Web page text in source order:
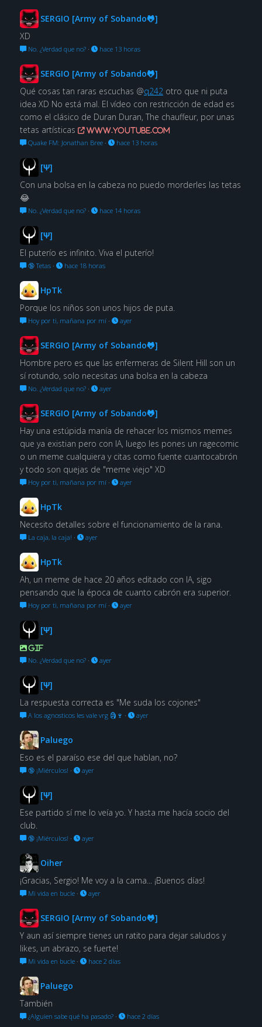
SERGIO [Army of Sobando🐸]
XD
No. ¿Verdad que no?· hace 13 horas
SERGIO [Army of Sobando🐸]
Qué cosas tan raras escuchas @q242 otro que ni puta
idea XD No está mal. El vídeo con restricción de edad es
como el clásico de Duran Duran, The chauffeur, por unas
tetas artísticas
www.youtube.com
Quake FM: Jonathan Bree· hace 13 horas
[Ψ]
Con una bolsa en la cabeza no puedo morderles las tetas
😂
No. ¿Verdad que no?· hace 14 horas
[Ψ]
El puterío es infinito. Viva el puterío!
🔞 Tetas· hace 18 horas
HpTk
Porque los niños son unos hijos de puta.
Hoy por ti, mañana por mí· ayer
SERGIO [Army of Sobando🐸]
Hombre pero es que las enfermeras de Silent Hill son un
sí rotundo, solo necesitas una bolsa en la cabeza
No. ¿Verdad que no?· ayer
SERGIO [Army of Sobando🐸]
Hay una estúpida manía de rehacer los mismos memes
que ya existian pero con IA, luego les pones un ragecomic
o un meme cualquiera y citas como fuente cuantocabrón
y todo son quejas de "meme viejo" XD
Hoy por ti, mañana por mí· ayer
HpTk
Necesito detalles sobre el funcionamiento de la rana.
La caja, la caja! · ayer
HpTk
Ah, un meme de hace 20 años editado con IA, sigo
pensando que la época de cuanto cabrón era superior.
Hoy por ti, mañana por mí· ayer
[Ψ]
GIF
No. ¿Verdad que no?· ayer
[Ψ]
La respuesta correcta es "Me suda los cojones"
A los agnosticos les vale vrg 🗿🍷 · ayer
Paluego
Eso es el paraíso ese del que hablan, no?
🔞 ¡Miérculos! · ayer
[Ψ]
Ese partido sí me lo veía yo. Y hasta me hacía socio del
club.
🔞 ¡Miérculos! · ayer
Oiher
¡Gracias, Sergio! Me voy a la cama... ¡Buenos días!
Mi vida en bucle· ayer
SERGIO [Army of Sobando🐸]
Y aun así siempre tienes un ratito para dejar saludos y
likes, un abrazo, se fuerte!
Mi vida en bucle· hace 2 días
Paluego
También
¿Alguien sabe qué ha pasado?· hace 2 días